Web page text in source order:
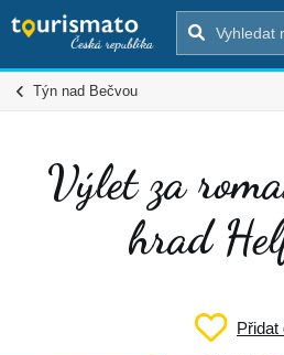
Týn nad Bečvou
Výlet za
hrad
Přidat